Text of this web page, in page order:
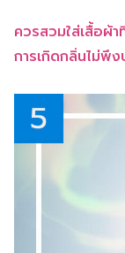
ควรสวมใส่เสื้อผ้
การเกิดกลิ่นไม่พึง